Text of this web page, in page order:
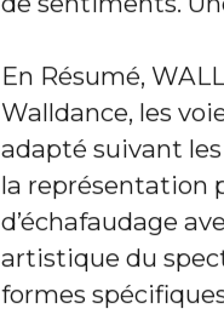
de sentiments.
En Résumé,
Walldance, les
adapté suivant
la représentation
d’échafaudage
artistique du
formes